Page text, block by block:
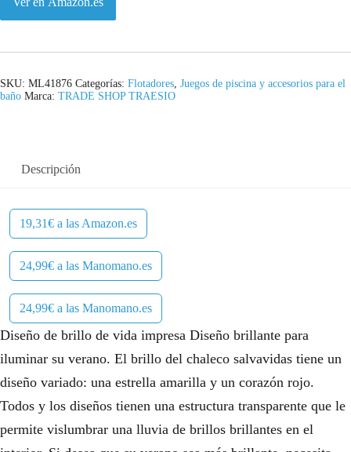
SKU: ML41876 Categorías: Flotadores, Juegos de piscina y accesorios para el
baño Marca: TRADE SHOP TRAESIO
Descripción
19,31€ a las Amazon.es
24,99€ a las Manomano.es
24,99€ a las Manomano.es
Diseño de brillo de vida impresa Diseño brillante para
iluminar su verano. El brillo del chaleco salvavidas tiene un
diseño variado: una estrella amarilla y un corazón rojo.
Todos y los diseños tienen una estructura transparente que le
permite vislumbrar una lluvia de brillos brillantes en el